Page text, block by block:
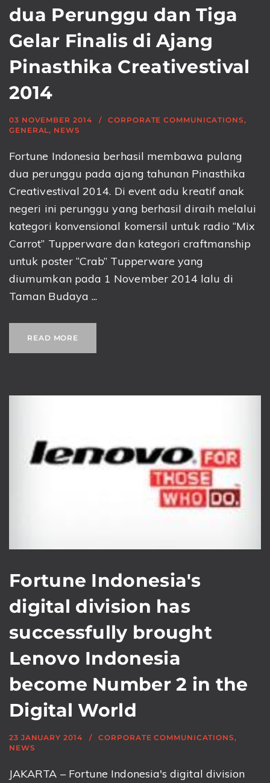
dua Perunggu dan Tiga
Gelar Finalis di Ajang
Pinasthika Creativestival
2014
03 NOVEMBER 2014 CORPORATE COMMUNICATIONS,
GENERAL, NEWS
Fortune Indonesia berhasil membawa pulang
dua perunggu pada ajang tahunan Pinasthika
Creativestival 2014. Di event adu kreatif anak
negeri ini perunggu yang berhasil diraih melalui
kategori konvensional komersil untuk radio “Mix
Carrot” Tupperware dan kategori craftmanship
untuk poster “Crab” Tupperware yang
diumumkan pada 1 November 2014 lalu di
Taman Budaya ...
READ MORE
Fortune Indonesia's
digital division has
successfully brought
Lenovo Indonesia
become Number 2 in the
Digital World
23 JANUARY 2014 CORPORATE COMMUNICATIONS,
NEWS
JAKARTA – Fortune Indonesia's digital division